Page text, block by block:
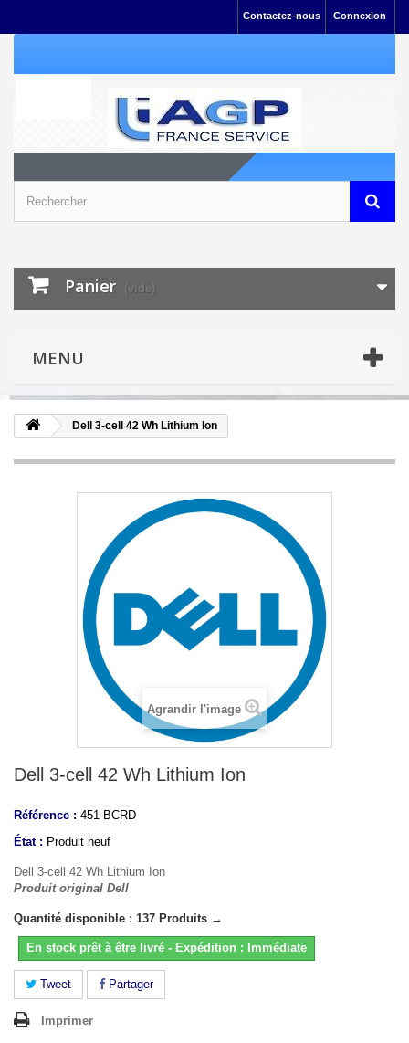
Connexion
Contactez-nous
Panier (vide)
MENU
Dell 3-cell 42 Wh Lithium Ion
Agrandir l'image
Dell 3-cell 42 Wh Lithium Ion
Référence : 451-BCRD
État : Produit neuf
Dell 3-cell 42 Wh Lithium Ion
Produit original Dell
Quantité disponible : 137 Produits →
En stock prêt à être livré - Expédition : Immédiate
Tweet Partager
Imprimer